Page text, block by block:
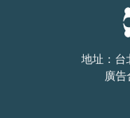
地址：
廣告